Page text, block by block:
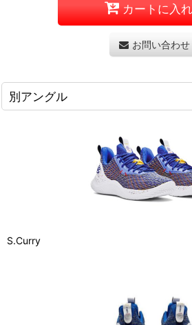
カートに入
お問い合わせ
別アングル
S.Curry